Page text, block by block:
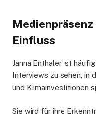
Einfluss
Janna Enthaler ist
Interviews zu sehen, in
und Klimainvestitionen
Sie wird für ihre